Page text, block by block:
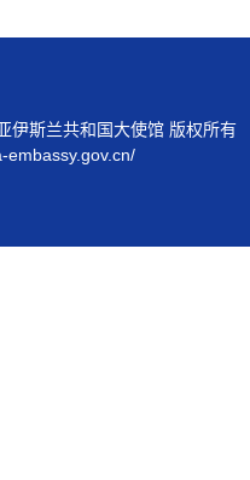
伊斯兰共和国大使馆 版权所有
embassy.gov.cn/